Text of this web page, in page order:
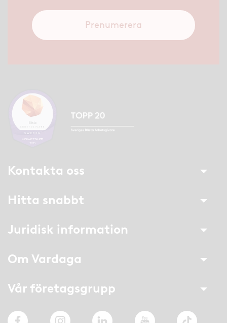
Prenumerera
Kontakta oss
Hitta snabbt
Juridisk information
Om Vardaga
Vår företagsgrupp